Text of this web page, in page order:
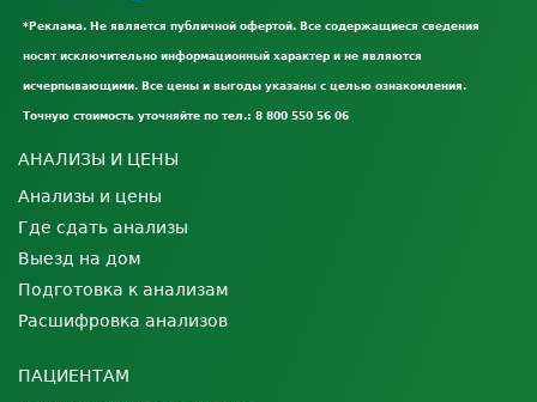
*Реклама. Не является публичной офертой. Все содержащиеся сведения
носят исключительно информационный характер и не являются
исчерпывающими. Все цены и выгоды указаны с целью ознакомления.
Точную стоимость уточняйте по тел.: 8 800 550 56 06
АНАЛИЗЫ И ЦЕНЫ
Анализы и цены
Где сдать анализы
Выезд на дом
Подготовка к анализам
Расшифровка анализов
ПАЦИЕНТАМ